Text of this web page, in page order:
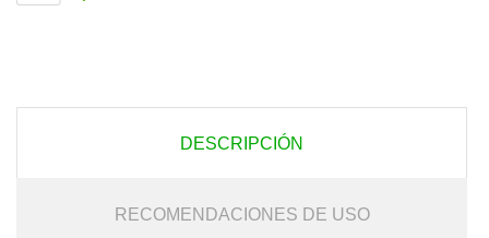
DESCRIPCIÓN
RECOMENDACIONES DE USO